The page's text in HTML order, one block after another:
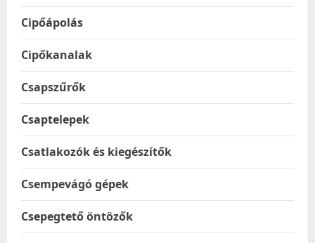
Cipőápolás
Cipőkanalak
Csapszűrők
Csaptelepek
Csatlakozók és kiegészítők
Csempevágó gépek
Csepegtető öntözők